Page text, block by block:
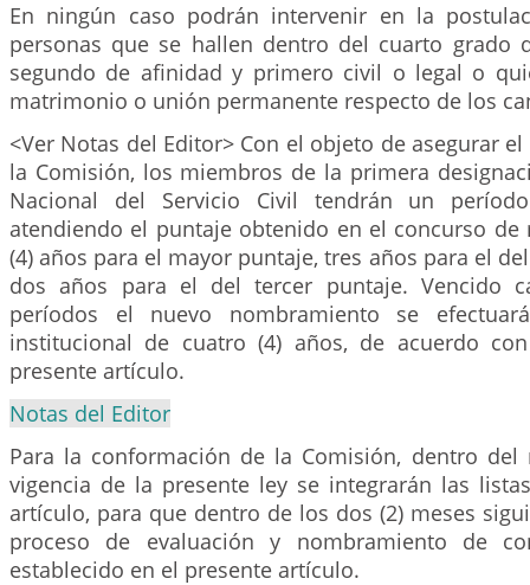
En ningún caso podrán intervenir en la
personas que se hallen dentro del cuarto grado
segundo de afinidad y primero civil o legal o
matrimonio o unión permanente respecto de los
<Ver Notas del Editor> Con el objeto de asegurar
la Comisión, los miembros de la primera
Nacional del Servicio Civil tendrán un
atendiendo el puntaje obtenido en el concurso de
(4) años para el mayor puntaje, tres años para el
dos años para el del tercer puntaje. Vencido
períodos el nuevo nombramiento se
institucional de cuatro (4) años, de acuerdo
presente artículo.
Notas del Editor
Para la conformación de la Comisión, dentro del
vigencia de la presente ley se integrarán las
artículo, para que dentro de los dos (2) meses
proceso de evaluación y nombramiento de
establecido en el presente artículo.